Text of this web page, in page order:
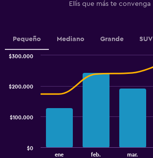
axis
displaying
values.
to
160000.
Ellis que más te convenga
Pequeño Mediano Grande SUV
ene feb. mar.
$0
$100.000
$200.000
$300.000